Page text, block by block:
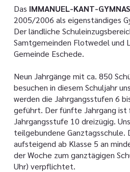
Das IMMANUEL-KANT-
2005/2006 als eigenständiges
Der ländliche
Samtgemeinden Flotwedel und
Gemeinde Eschede.
Neun Jahrgänge mit ca. 850
besuchen in diesem Schuljahr
werden die Jahrgangsstufen 6
geführt. Der fünfte Jahrgang ist
Jahrgangsstufe 10 dreizügig.
teilgebundene Ganztagsschule.
aufsteigend ab Klasse 5 an
der Woche zum ganztägigen
Uhr) verpflichtet.